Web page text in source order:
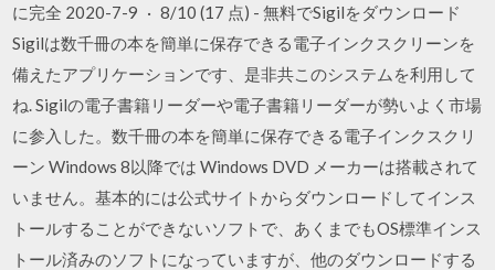
に完全 2020-7-9 · 8/10 (17 点) - 無料でSigilをダウンロード
Sigilは数千冊の本を簡単に保存できる電子インクスクリーンを
備えたアプリケーションです、是非共このシステムを利用して
ね. Sigilの電子書籍リーダーや電子書籍リーダーが勢いよく市場
に参入した。数千冊の本を簡単に保存できる電子インクスクリ
ーン Windows 8以降では Windows DVD メーカーは搭載されて
いません。基本的には公式サイトからダウンロードしてインス
トールすることができないソフトで、あくまでもOS標準インス
トール済みのソフトになっていますが、他のダウンロードする